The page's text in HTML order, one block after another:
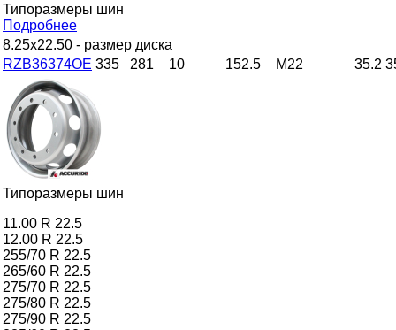
Типоразмеры шин
Подробнее
8.25x22.50 - размер диска
RZB36374OE 335 281 10 152.5 M22 35.2
Типоразмеры шин
11.00 R 22.5
12.00 R 22.5
255/70 R 22.5
265/60 R 22.5
275/70 R 22.5
275/80 R 22.5
275/90 R 22.5